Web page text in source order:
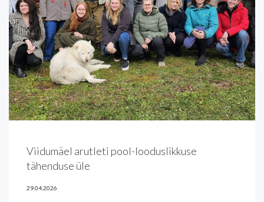
Viidumäel arutleti pool-looduslikkuse
tähenduse üle
29.04.2026